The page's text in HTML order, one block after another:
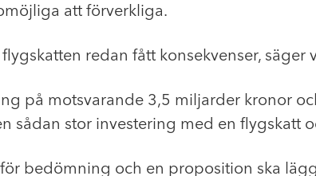
att förverkliga.
redan fått konsekvenser, säger
på motsvarande 3,5 miljarder kronor
sådan stor investering med en flygskatt
bedömning och en proposition ska